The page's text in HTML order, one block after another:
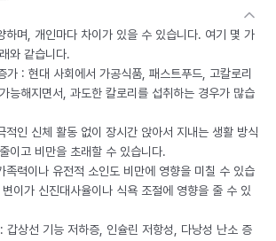
하며, 개인마다 차이가 있을 수 있습니다. 여기 몇 가
와 같습니다.
가 : 현대 사회에서 가공식품, 패스트푸드, 고칼로리
능해지면서, 과도한 칼로리를 섭취하는 경우가 많습
적인 신체 활동 없이 장시간 앉아서 지내는 생활 방식
이고 비만을 초래할 수 있습니다.
력이나 유전적 소인도 비만에 영향을 미칠 수 있습
이가 신진대사율이나 식욕 조절에 영향을 줄 수 있
갑상선 기능 저하증, 인슐린 저항성, 다낭성 난소 증